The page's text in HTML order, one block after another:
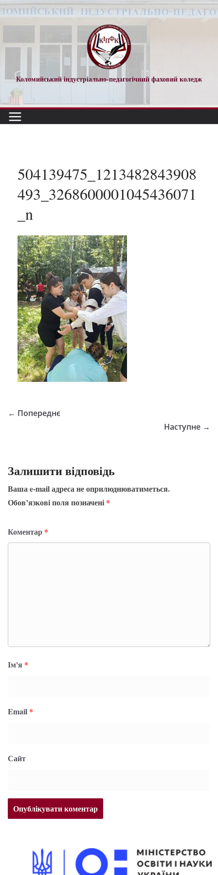
Перейти
до
Коломийський індустріально-педагогічний фаховий коледж
504139475_1213482843908
493_3268600001045436071
_n
← Попереднє
Наступне →
Залишити відповідь
Ваша e-mail адреса не оприлюднюватиметься.
Обов’язкові поля позначені *
Коментар *
Ім'я *
Email *
Сайт